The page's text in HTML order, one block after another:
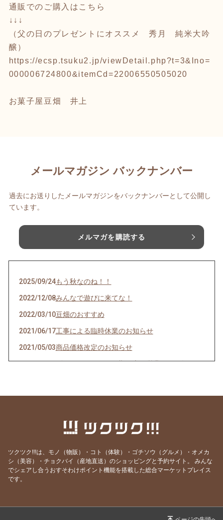
通販でのご購入はこちら
↓↓↓
（父の日のプレゼントにオススメ 秀月 純米大吟
醸）
https://ecsp.tsuku2.jp/viewDetail.php?t=3&Ino=
000006724800&itemCd=22006550505020
お菓子屋豆畑 井上
メールマガジン バックナンバー
過去にお送りしたメールマガジンをバックナンバーとして公開し
ています。
メルマガを購読する
2025/09/24もう秋なのね！！
2022/12/08みんなで遊びに来てな！
2022/03/10豆畑のおすすめ
2021/06/17工事による臨時休業のお知らせ
2021/05/03商品価格改定のお知らせ
2021/04/26ゴールデンウィーク期間中の営業日のお知らせ
2020/06/01父の日のプレゼントにオススメ
６月のソフトクリームフェアと６〜８月の開店
2019/03/23 春限定‼マカロン1個プレゼント
2018/12/29 2018年ご愛顧誠にありがとうございました。
ツクツク!!!は、モノ（物販）・コト（体験）・ゴチソウ（グルメ）・オメカ
シ（美容）・チョクバイ（産地直送）のショッピングと予約サイト。
みんな
でシェアし合うおすそわけポイント機能を搭載した総合マーケットプレイス
です。